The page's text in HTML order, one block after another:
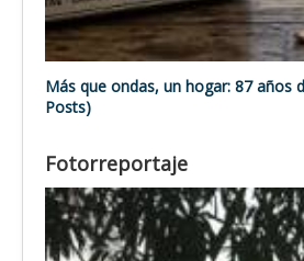
Más que ondas, un hogar: 87 años
Posts)
Fotorreportaje